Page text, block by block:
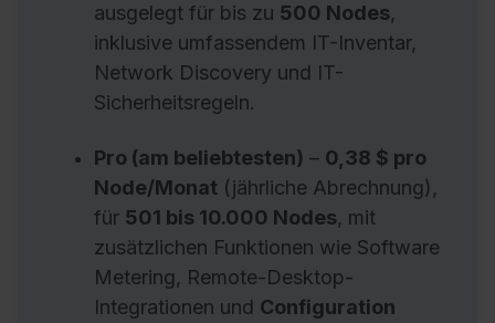
ausgelegt für bis zu 500 Nodes,
inklusive umfassendem IT-Inventar,
Network Discovery und IT-
Sicherheitsregeln.
Pro (am beliebtesten) – 0,38 $ pro
Node/Monat (jährliche Abrechnung),
für 501 bis 10.000 Nodes, mit
zusätzlichen Funktionen wie Software
Metering, Remote-Desktop-
Integrationen und Configuration